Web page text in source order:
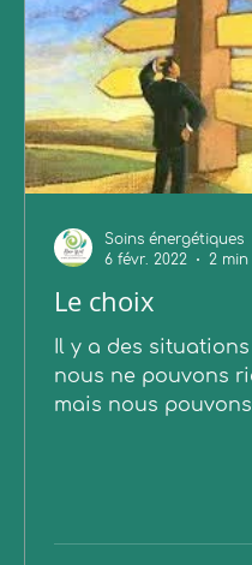
Le choix
Il y a des situations
nous ne pouvons
mais nous
Soins énergétiques
6 févr. 2022
2